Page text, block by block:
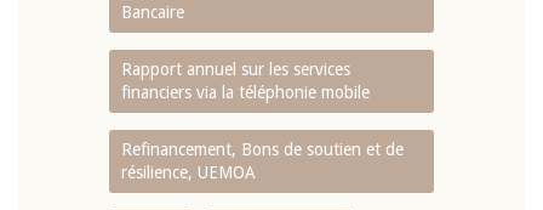
Bancaire
Rapport annuel sur les services
financiers via la téléphonie mobile
Refinancement, Bons de soutien et de
résilience, UEMOA